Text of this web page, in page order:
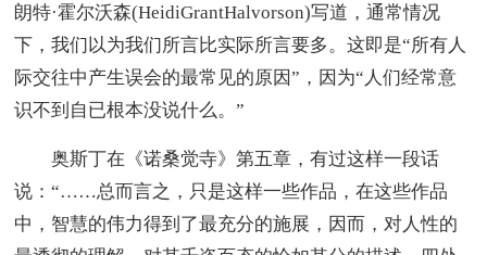
朗特·霍尔沃森(HeidiGrantHalvorson)写道，通常情况
下，我们以为我们所言比实际所言要多。这即是“所有人
际交往中产生误会的最常见的原因”，因为“人们经常意
识不到自已根本没说什么。”
奥斯丁在《诺桑觉寺》第五章，有过这样一段话
说：“……总而言之，只是这样一些作品，在这些作品
中，智慧的伟力得到了最充分的施展，因而，对人性的